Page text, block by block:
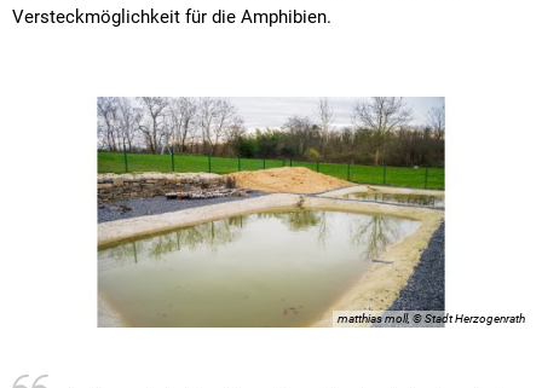
Versteckmöglichkeit für die Amphibien.
matthias moll, © Stadt Herzogenrath